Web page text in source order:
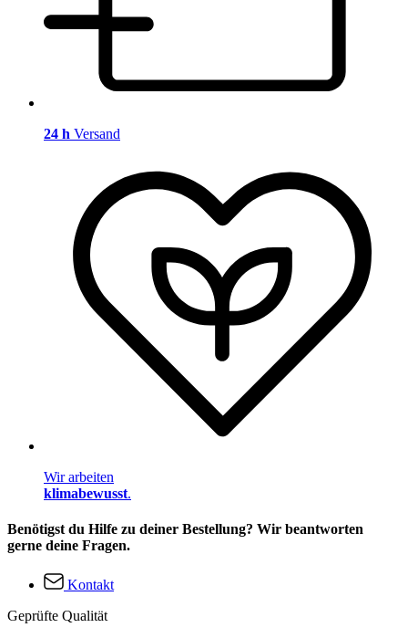
24 h Versand
Wir arbeiten
klimabewusst.
Benötigst du Hilfe zu deiner Bestellung? Wir beantworten
gerne deine Fragen.
Kontakt
Geprüfte Qualität